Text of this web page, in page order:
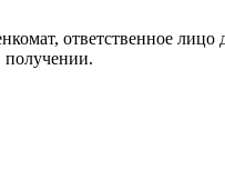
ответственное
получении.